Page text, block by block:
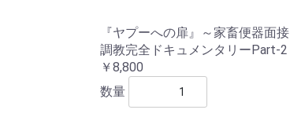
『ヤプーへの扉』～家畜便器面接
調教完全ドキュメンタリーPart-2
￥8,800
数量